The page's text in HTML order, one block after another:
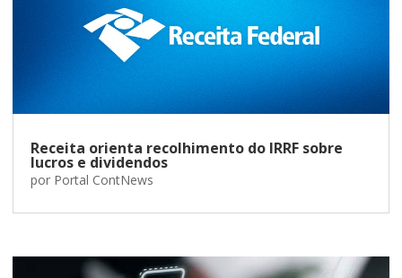
Receita orienta recolhimento do IRRF sobre
lucros e dividendos
por Portal ContNews